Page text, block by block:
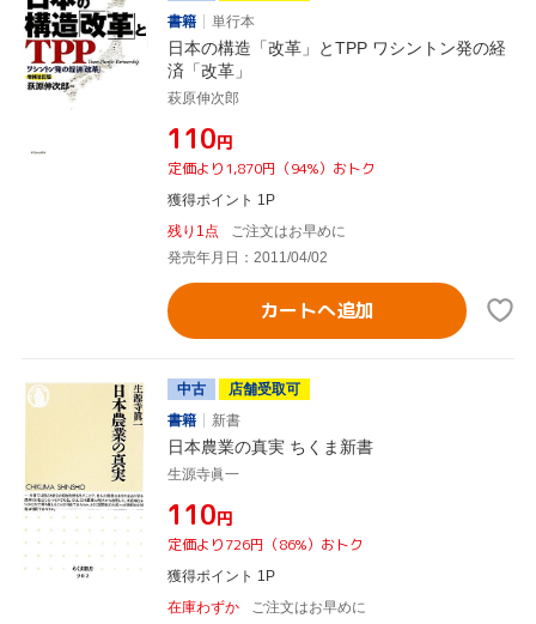
書籍
単行本
日本の構造「改革」とTPP ワシントン発の経
済「改革」
萩原伸次郎
¥110円
定価より1,870円（94%）おトク
獲得ポイント 1P
残り1点
ご注文はお早めに
発売年月日：2011/04/02
カートへ追加
中古
店舗受取可
書籍
新書
日本農業の真実 ちくま新書
生源寺眞一
¥110円
定価より726円（86%）おトク
獲得ポイント 1P
在庫わずか
ご注文はお早めに